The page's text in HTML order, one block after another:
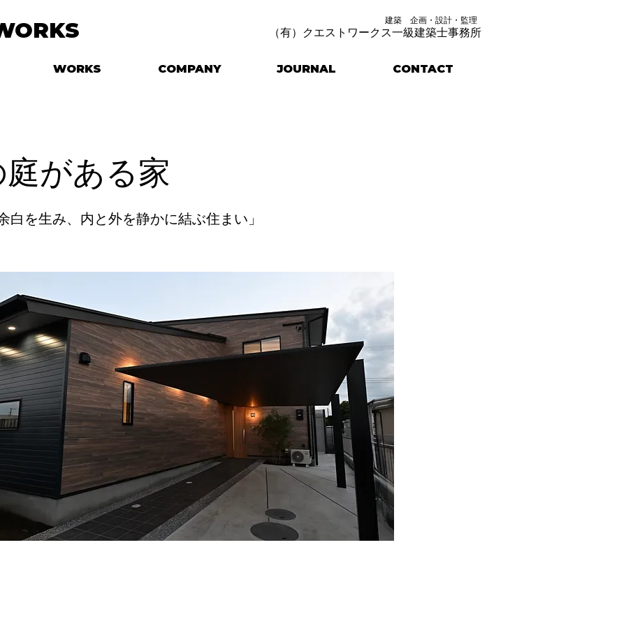
建築 企画・設計・監理
（有）クエストワークス一級建築士事務所
WORKS COMPANY JOURNAL CONTACT
がある家
白を生み、内と外を静かに結ぶ住まい」